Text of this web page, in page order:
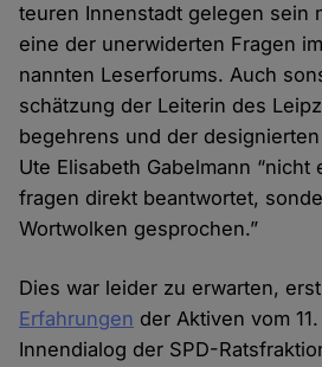
teuren Innen­stadt ge­legen sein
eine der uner­widerten Fragen
nannten Leser­forums. Auch
schätzung der Leiterin des
begehrens und der
Ute Elisabeth Gabelmann
fragen direkt beant­wortet,
Wort­wolken gesprochen.”
Dies war leider zu erwarten,
Erfah­rungen der Aktiven vom
Innendia­log der SPD-